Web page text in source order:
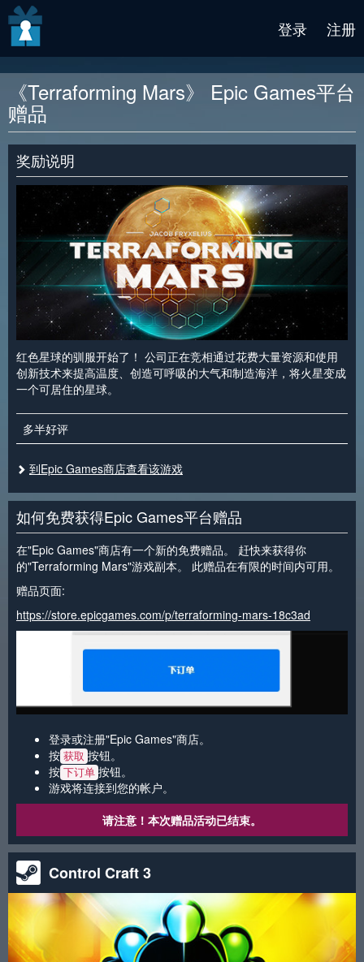
登录 注册
《Terraforming Mars》 Epic Games平台
赠品
奖励说明
红色星球的驯服开始了！ 公司正在竞相通过花费大量资源和使用
创新技术来提高温度、创造可呼吸的大气和制造海洋，将火星变成
一个可居住的星球。
多半好评
到Epic Games商店查看该游戏
如何免费获得Epic Games平台赠品
在"Epic Games"商店有一个新的免费赠品。 赶快来获得你
的"Terraforming Mars"游戏副本。 此赠品在有限的时间内可用。
赠品页面:
https://store.epicgames.com/p/terraforming-mars-18c3ad
登录或注册"Epic Games"商店。
按 获取 按钮。
按 下订单 按钮。
游戏将连接到您的帐户。
请注意！本次赠品活动已结束。
Control Craft 3